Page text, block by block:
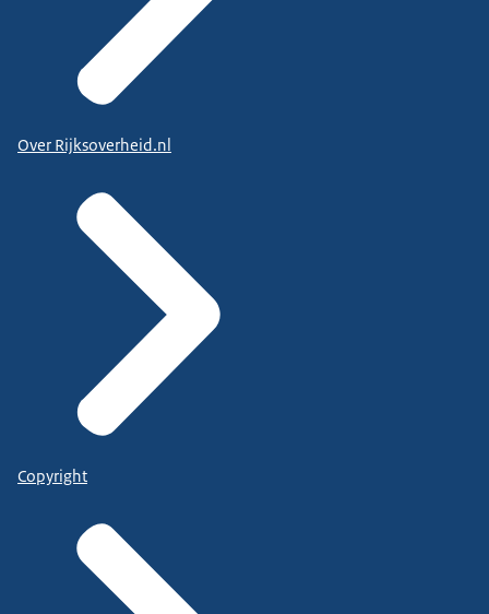
Over Rijksoverheid.nl
Copyright